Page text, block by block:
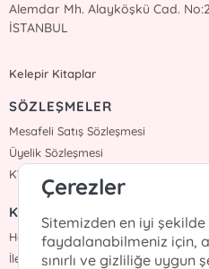
Alemdar Mh. Alayköşkü Cad.
İSTANBUL
Kelepir Kitaplar
SÖZLEŞMELER
Mesafeli Satış Sözleşmesi
Üyelik Sözleşmesi
KVKK Sözleşmesi
KURUMSAL
Hakkımızda
İletişim
Çerezler
Sitemizden en iyi şekilde
faydalanabilmeniz için,
sınırlı ve gizliliğe uygun